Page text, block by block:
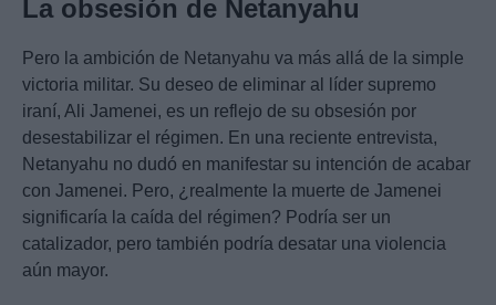
La obsesión de Netanyahu
Pero la ambición de Netanyahu va más allá de la simple
victoria militar. Su deseo de eliminar al líder supremo
iraní, Ali Jamenei, es un reflejo de su obsesión por
desestabilizar el régimen. En una reciente entrevista,
Netanyahu no dudó en manifestar su intención de acabar
con Jamenei. Pero, ¿realmente la muerte de Jamenei
significaría la caída del régimen? Podría ser un
catalizador, pero también podría desatar una violencia
aún mayor.